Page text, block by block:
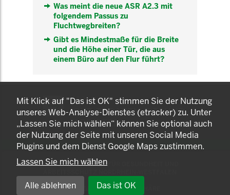
Was meint die neue ASR A2.3 mit
folgendem Passus zu
Fluchtwegbreiten?
Gibt es Mindestmaße für die Breite
und die Höhe einer Tür, die aus
einem Büro auf den Flur führt?
KOMNET
GUT BERATEN. GESUND
ARBEITEN.
© 2025 LANDESAMT FÜR GESUNDHEIT UND
EINSTELLUNGEN ZUR PRIVATSPHÄRE
Mit Klick auf "Das ist OK" stimmen Sie der Nutzung
unseres Web-Analyse-Dienstes (etracker) zu. Unter
„Lassen Sie mich wählen“ können Sie optional auch
der Nutzung der Seite mit unseren Social Media
Plugins und dem Dienst Google Maps zustimmen.
Lassen Sie mich wählen
Alle ablehnen Das ist OK